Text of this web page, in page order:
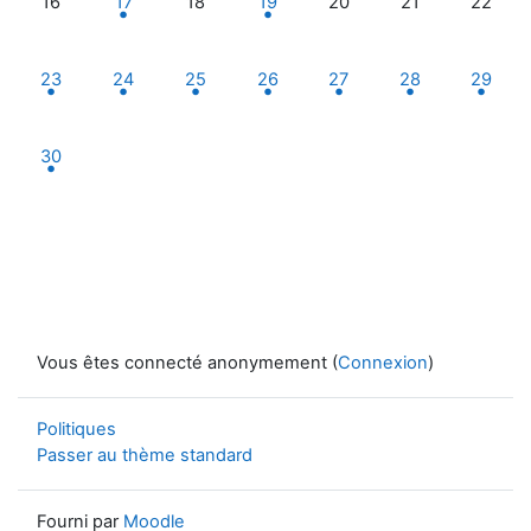
1 événement, lundi 23 juin
23 3 événements, mardi 24 juin
24 2 événements, mercredi 25 juin
25 2 événements, jeudi 26 juin
26 1 événement, vendredi
27 1 événement,
28 1
29
1 événement, lundi 30 juin
30
Vous êtes connecté anonymement (Connexion)
Politiques
Passer au thème standard
Fourni par Moodle